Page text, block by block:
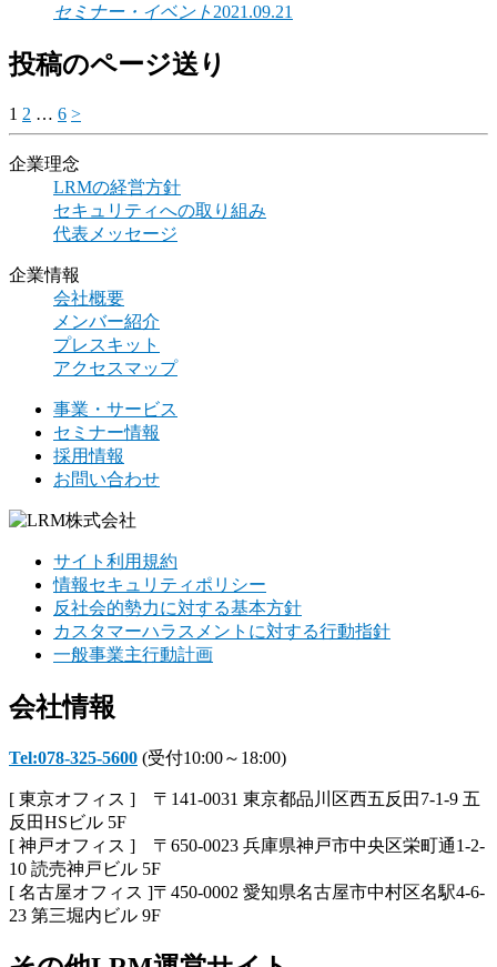
セミナー・イベント 2021.09.21
投稿のページ送り
1 2 … 6 >
企業理念
LRMの経営方針
セキュリティへの取り組み
代表メッセージ
企業情報
会社概要
メンバー紹介
プレスキット
アクセスマップ
事業・サービス
セミナー情報
採用情報
お問い合わせ
サイト利用規約
情報セキュリティポリシー
反社会的勢力に対する基本方針
カスタマーハラスメントに対する行動指針
一般事業主行動計画
会社情報
Tel:078-325-5600 (受付10:00～18:00)
[ 東京オフィス ] 〒141-0031 東京都品川区西五反田7-1-9 五
反田HSビル 5F
[ 神戸オフィス ] 〒650-0023 兵庫県神戸市中央区栄町通1-2-
10 読売神戸ビル 5F
[ 名古屋オフィス ]〒450-0002 愛知県名古屋市中村区名駅4-6-
23 第三堀内ビル 9F